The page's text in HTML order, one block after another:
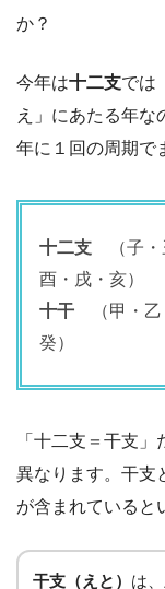
か？
今年は十二支では
え」にあたる年な
年に１回の周期で
十二支 （子・
酉・戌・亥）
十干 （甲・乙
癸）
「十二支＝干支
異なります。干支
が含まれていると
干支（えと） は